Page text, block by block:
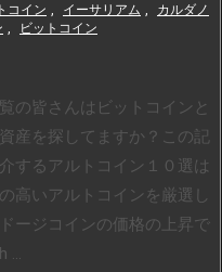
コイン , イーサリアム ,
カルダノ
, ビットコイン
の皆さんはビットコインと
産を探してますか？ この記
するアルトコイン１０選は
高いアルトコインを厳選し
ドージコインの価格の上昇で
...